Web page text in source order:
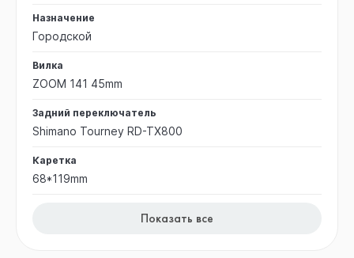
Назначение
Городской
Вилка
ZOOM 141 45mm
Задний переключатель
Shimano Tourney RD-TX800
Каретка
68*119mm
Показать все